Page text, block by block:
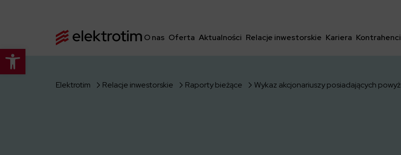
Otwórz pasek narzędzi
O nas Oferta Aktualności Relacje inwestorskie Kariera Kontrahenci
Elektrotim Relacje inwestorskie Raporty bieżące